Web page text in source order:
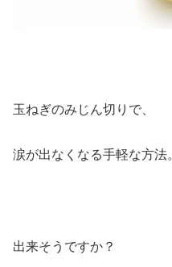
玉ねぎのみじん切りで、
涙が出なくなる手軽な方法
出来そうですか？